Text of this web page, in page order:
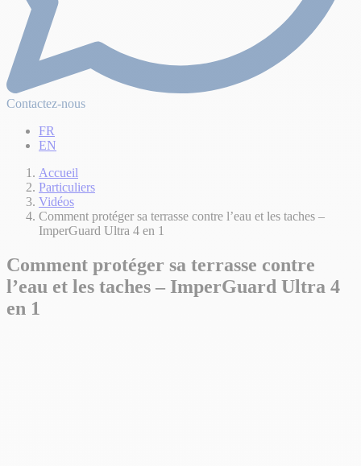
Contactez-nous
FR
EN
Accueil
Particuliers
Vidéos
Comment protéger sa terrasse contre l’eau et les taches –
ImperGuard Ultra 4 en 1
Comment protéger sa terrasse contre
l’eau et les taches – ImperGuard Ultra 4
en 1